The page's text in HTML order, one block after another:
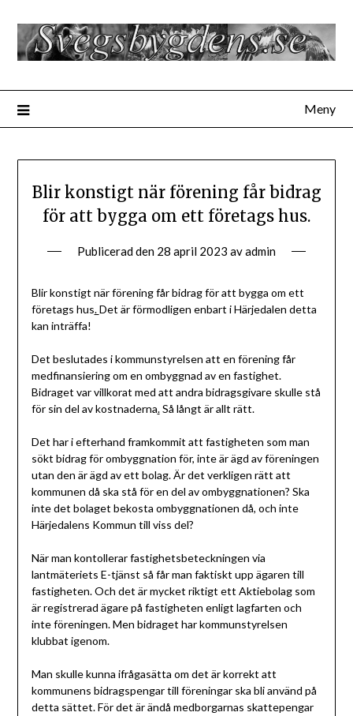
innehåll
Meny
Blir konstigt när förening får bidrag
för att bygga om ett företags hus.
Publicerad den 28 april 2023 avadmin
Blir konstigt när förening får bidrag för att bygga om ett
företags hus.Det är förmodligen enbart i Härjedalen detta
kan inträffa!
Det beslutades i kommunstyrelsen att en förening får
medfinansiering om en ombyggnad av en fastighet.
Bidraget var villkorat med att andra bidragsgivare skulle stå
för sin del av kostnaderna.Så långt är allt rätt.
Det har i efterhand framkommit att fastigheten som man
sökt bidrag för ombyggnation för, inte är ägd av föreningen
utan den är ägd av ett bolag. Är det verkligen rätt att
kommunen då ska stå för en del av ombyggnationen? Ska
inte det bolaget bekosta ombyggnationen då, och inte
Härjedalens Kommun till viss del?
När man kontollerar fastighetsbeteckningen via
lantmäteriets E-tjänst så får man faktiskt upp ägaren till
fastigheten. Och det är mycket riktigt ett Aktiebolag som
är registrerad ägare på fastigheten enligt lagfarten och
inte föreningen. Men bidraget har kommunstyrelsen
klubbat igenom.
Man skulle kunna ifrågasätta om det är korrekt att
kommunens bidragspengar till föreningar ska bli använd på
detta sättet. För det är ändå medborgarnas skattepengar